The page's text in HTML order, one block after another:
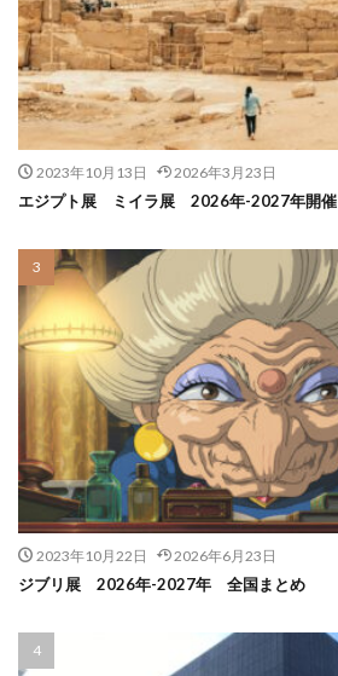
2023年10月13日 2026年3月23日
エジプト展 ミイラ展 2026年-2027年開催
2023年10月22日 2026年6月23日
ジブリ展 2026年-2027年 全国まとめ